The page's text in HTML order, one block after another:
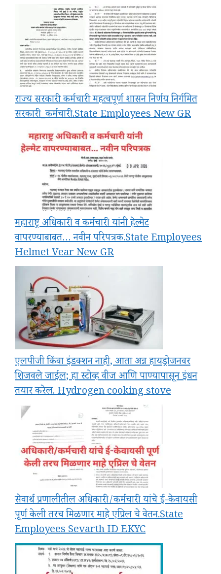
राज्य सरकारी कर्मचारी महत्वपूर्ण शासन निर्णय निर्गमित
सरकारी_कर्मचारी.State Employees New GR
महाराष्ट्र अधिकारी व कर्मचारी यांनी हेल्मेट
वापरण्याबाबत… नवीन परिपत्रक.State Employees
Helmet Vear New GR
एलपीजी किंवा इंडक्शन नाही, आता अन्न हायड्रोजनवर
शिजवले जाईल; हा स्टोव्ह वीज आणि पाण्यापासून इंधन
तयार करेल. Hydrogen cooking stove
सेवार्थ प्रणालीतील अधिकारी/कर्मचारी यांचे ई-केवायसी
पूर्ण केली तरच मिळणार माहे एप्रिल चे वेतन.State
Employees Sevarth ID EKYC